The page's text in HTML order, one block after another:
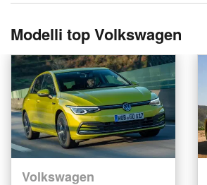
Modelli top Volkswagen
Volkswagen